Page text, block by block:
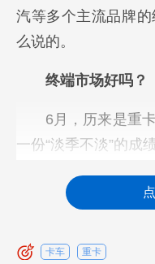
汽等多个主流品牌
么说的。
终端市场好吗？
6月，历来是重
一份“淡季不淡”的
卡车 重卡